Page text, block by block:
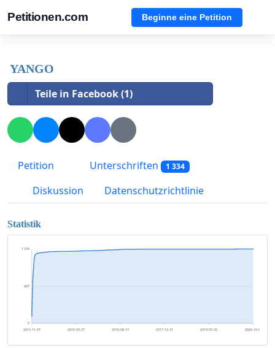
Petitionen.com Beginne eine Petition
YANGO
Teile in Facebook (1)
Petition Unterschriften 1 334
Diskussion Datenschutzrichtlinie
Statistik
0
667
1 334
2013-11-07 2015-03-27 2016-08-13 2017-12-31 2019-05-20 2020-10-06